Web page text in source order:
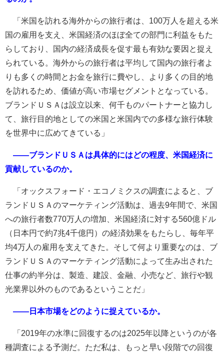
「米国を訪れる海外からの旅行者は、100万人を超える米
国の雇用を支え、米国経済のほぼ全ての部門に利益をもた
らしており、国内の経済成長を促す最も有効な要因と捉え
られている。海外からの旅行者は平均して国内の旅行者よ
りも多くの時間とお金を旅行に費やし、より多くの目的地
を訪れるため、価値が高い市場セグメントとなっている。
ブランドＵＳＡは設立以来、何千ものパートナーと協力し
て、旅行目的地としての米国と米国内での多様な旅行体験
を世界中に広めてきている」
――ブランドＵＳＡは具体的にはどの程度、米国経済に
貢献しているのか。
「オックスフォード・エコノミクスの調査によると、ブ
ランドＵＳＡのマーケティング活動は、過去9年間で、米国
への旅行者数770万人の増加、米国経済に対する560億ドル
（日本円で約7兆4千億円）の経済効果をもたらし、毎年平
均4万人の雇用を支えてきた。そして何より重要なのは、ブ
ランドＵＳＡのマーケティング活動によって生み出された
仕事の約半分は、製造、建設、金融、小売など、旅行や観
光業界以外のものであるということだ」
――日本市場をどのように捉えているか。
「2019年の水準に回復するのは2025年以降というのが各
種調査による予測だ。ただ私は、もっと早い段階での回復